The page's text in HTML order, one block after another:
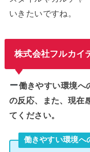
いきたいですね。
株式会社フルカイ
働きやすい環境へ
の反応、また、現在
てください。
働きやすい環境へ